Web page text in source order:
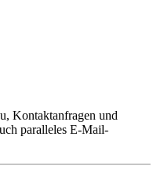
Kontaktanfragen und
paralleles E-Mail-